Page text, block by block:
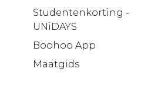
Studentenkorting -
UNiDAYS
Boohoo App
Maatgids